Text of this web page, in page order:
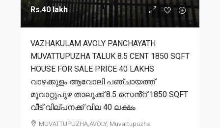
Rs.40 lakh
VAZHAKULAM AVOLY PANCHAYATH
MUVATTUPUZHA TALUK 8.5 CENT 1850 SQFT
HOUSE FOR SALE PRICE 40 LAKHS
വാഴക്കുളം ആവോലി പഞ്ചായത്ത്
മൂവാറ്റുപുഴ താലൂക്ക് 8.5 സെൻ്റ് 1850 SQFT
വീട് വില്പനക്ക് വില 40 ലക്ഷം
MUVATTUPUZHA,AVOLY, Muvattupuzha